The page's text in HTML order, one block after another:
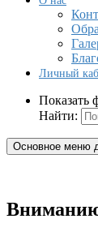
Личный
Показать
Найти:
Основное меню